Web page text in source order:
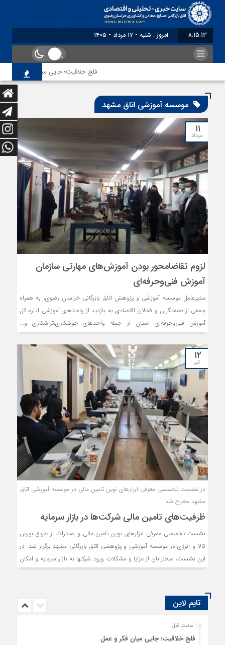
8:15:13 امروز : شنبه - ۱۷ مرداد - ۱۴۰۵
فلج خلاقیت؛ جایی میان فکر و عمل
موسسه آموزشی اتاق مشهد
۱۱
مرداد
لزوم تقاضامحور بودن آموزش‌های مهارتی سازمان
آموزش فنی‌وحرفه‌ای
مدیرعامل موسسه آموزشی و پژوهش اتاق بازرگانی خراسان رضوی، به همراه
جمعی از صنعتگران و فعالان اقتصادی به بازدید از واحدهای آموزشی اداره کل
آموزش فنی‌وحرفه‌ای استان از جمله واحدهای جوشکاری،تراشکاری و...
میان سه بخش صنعت،اداره آموزش فنی‌وحرفه‌ای و اتاق بازرگانی برگزار شد.
۱۲
تیر
در نشست تخصصی معرفی ابزارهای نوین تامین مالی در موسسه آموزشی اتاق
مشهد مطرح شد
ظرفیت‌های تامین مالی شرکت‌ها در بازار سرمایه
نشست تخصصی معرفی ابزارهای نوین تامین مالی و صادرات از طریق بورس
کالا و انرژی در موسسه آموزشی و پژوهشی اتاق بازرگانی مشهد برگزار شد. در
این نشست، سخنرانان از مزایا و مشکلات ورود شرکتها به بازار سرمایه و امکان
تایم لاین
1 ساعت قبل
فلج خلاقیت؛ جایی میان فکر و عمل